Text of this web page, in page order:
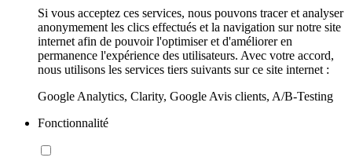
Si vous acceptez ces services, nous pouvons tracer et analyser
anonymement les clics effectués et la navigation sur notre site
internet afin de pouvoir l'optimiser et d'améliorer en
permanence l'expérience des utilisateurs. Avec votre accord,
nous utilisons les services tiers suivants sur ce site internet :
Google Analytics, Clarity, Google Avis clients, A/B-Testing
Fonctionnalité